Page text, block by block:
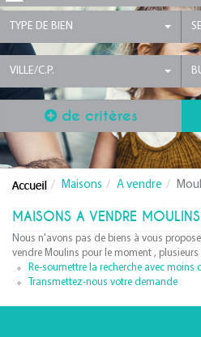
TYPE DE BIEN
VILLE/C.P.
de critères
Maisons A vendre
MAISONS A VENDRE MOULINS
Nous n'avons pas de biens à vous
vendre Moulins pour le moment ,
Re-soumettre la recherche avec moins
Transmettez-nous votre demande